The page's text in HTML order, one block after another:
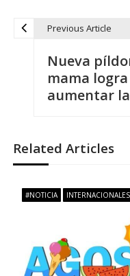
e
g
Previous Article
Nueva
mama
aumentar
Related Articles
#NOTICIA INTERNACIONALES